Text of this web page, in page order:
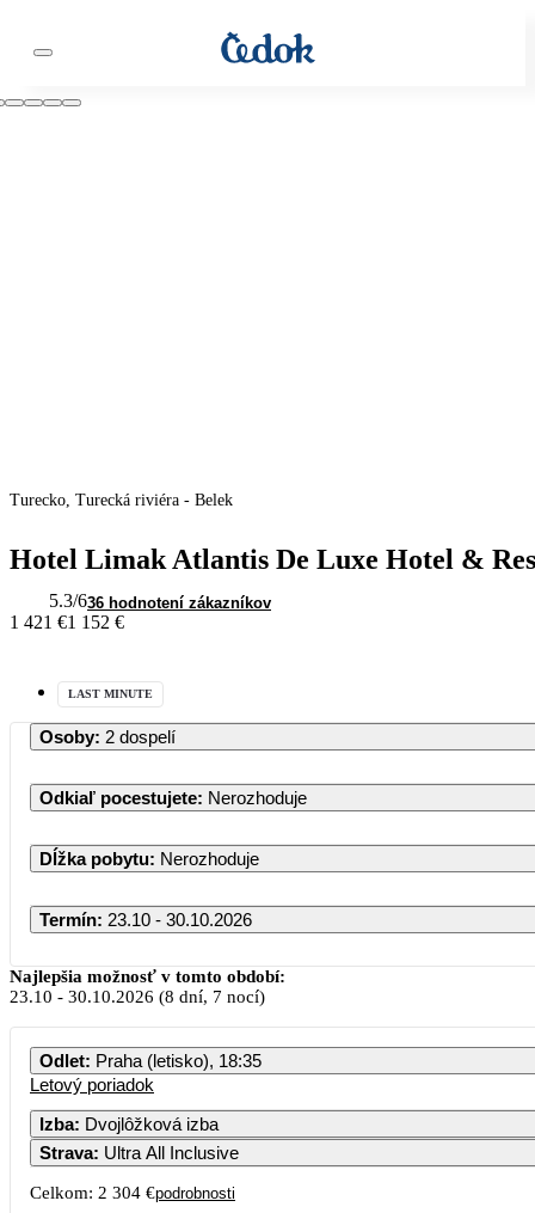
Turecko, Turecká riviéra - Belek
Hotel Limak Atlantis De Luxe Hotel &
5.3/636 hodnotení zákazníkov
1 421 €1 152 €
LAST MINUTE
Osoby: 2 dospelí
Odkiaľ pocestujete: Nerozhoduje
Dĺžka pobytu: Nerozhoduje
Termín: 23.10 - 30.10.2026
Najlepšia možnosť v tomto období:
23.10 - 30.10.2026 (8 dní, 7 nocí)
Odlet: Praha (letisko), 18:35
Letový poriadok
Izba: Dvojlôžková izba
Strava: Ultra All Inclusive
Celkom: 2 304 €podrobnosti